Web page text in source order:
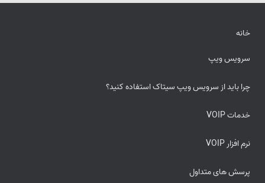
خانه
سرویس ویپ
چرا باید از سرویس ویپ سیتاک استفاده کنید؟
خدمات VOIP
نرم افزار VOIP
پرسش های متداول